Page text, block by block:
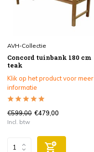
AVH-Collectie
Concord tuinbank 180 cm
teak
Klik op het product voor meer
informatie
€599,00 €479,00
Incl. btw